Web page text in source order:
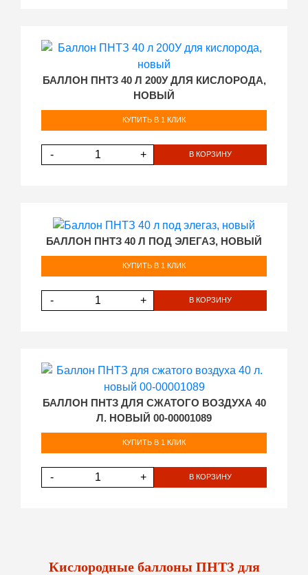
БАЛЛОН ПНТЗ 40 Л 200У ДЛЯ КИСЛОРОДА,
НОВЫЙ
КУПИТЬ В 1 КЛИК
- + В КОРЗИНУ
БАЛЛОН ПНТЗ 40 Л ПОД ЭЛЕГАЗ, НОВЫЙ
КУПИТЬ В 1 КЛИК
- + В КОРЗИНУ
БАЛЛОН ПНТЗ ДЛЯ СЖАТОГО ВОЗДУХА 40
Л. НОВЫЙ 00-00001089
КУПИТЬ В 1 КЛИК
- + В КОРЗИНУ
Кислородные баллоны ПНТЗ для